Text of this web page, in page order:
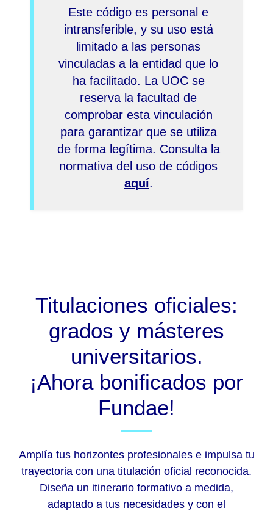
Este código es personal e
intransferible, y su uso está
limitado a las personas
vinculadas a la entidad que lo
ha facilitado. La UOC se
reserva la facultad de
comprobar esta vinculación
para garantizar que se utiliza
de forma legítima. Consulta la
normativa del uso de códigos
aquí.
Titulaciones oficiales:
grados y másteres
universitarios.
¡Ahora bonificados por
Fundae!
Amplía tus horizontes profesionales e impulsa tu
trayectoria con una titulación oficial reconocida.
Diseña un itinerario formativo a medida,
adaptado a tus necesidades y con el